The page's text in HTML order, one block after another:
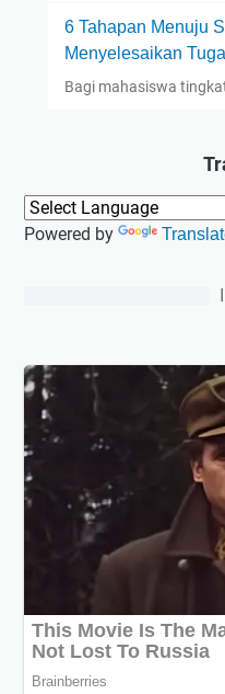
6 Tahapan Menuju
Menyelesaikan
Bagi mahasiswa
Powered by